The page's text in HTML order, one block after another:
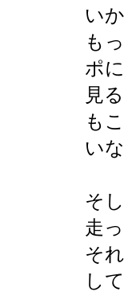
い
も
ポ
見
も
い
そ
走
そ
し